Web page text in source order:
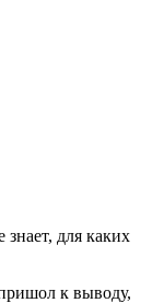
для каких
к выводу,